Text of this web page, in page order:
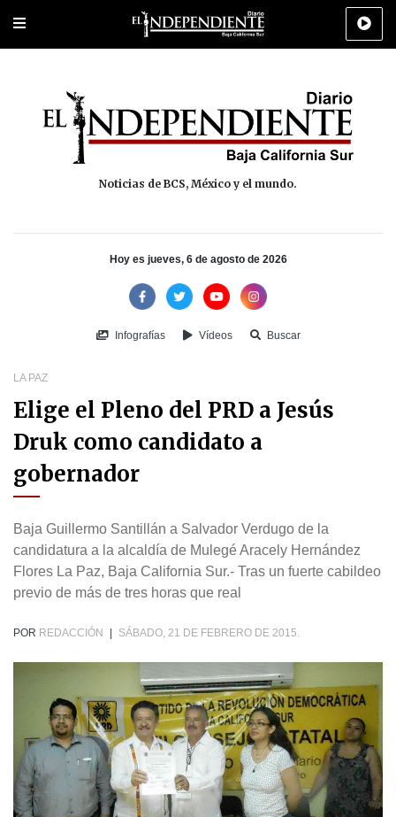
Portada Los Cabos Policiaca Deportes Cultura
Noticias de BCS, México y el mundo.
Hoy es jueves, 6 de agosto de 2026
Infografías Vídeos Buscar
LA PAZ
Elige el Pleno del PRD a Jesús
Druk como candidato a
gobernador
Baja Guillermo Santillán a Salvador Verdugo de la
candidatura a la alcaldía de Mulegé Aracely Hernández
Flores La Paz, Baja California Sur.- Tras un fuerte cabildeo
previo de más de tres horas que real
POR REDACCIÓN SÁBADO, 21 DE FEBRERO DE 2015.